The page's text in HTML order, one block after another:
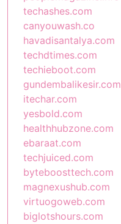
techashes.com
canyouwash.co
havadisantalya.com
techdtimes.com
techieboot.com
gundembalikesir.com
itechar.com
yesbold.com
healthhubzone.com
ebaraat.com
techjuiced.com
byteboosttech.com
magnexushub.com
virtuogoweb.com
biglotshours.com